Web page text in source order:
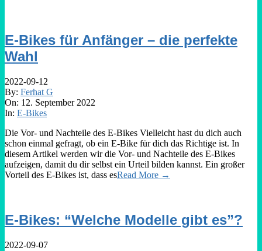
E-Bikes für Anfänger – die perfekte
Wahl
2022-09-12
By: Ferhat G
On: 12. September 2022
In: E-Bikes
Die Vor- und Nachteile des E-Bikes Vielleicht hast du dich auch
schon einmal gefragt, ob ein E-Bike für dich das Richtige ist. In
diesem Artikel werden wir die Vor- und Nachteile des E-Bikes
aufzeigen, damit du dir selbst ein Urteil bilden kannst. Ein großer
Vorteil des E-Bikes ist, dass esRead More →
E-Bikes: “Welche Modelle gibt es”?
2022-09-07